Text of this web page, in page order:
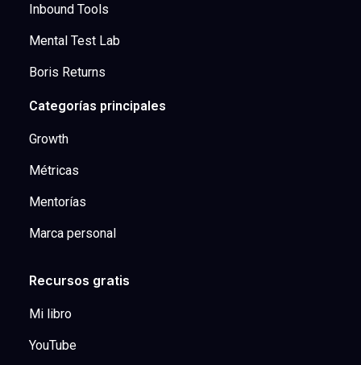
Inbound Tools
Mental Test Lab
Boris Returns
Categorías principales
Growth
Métricas
Mentorías
Marca personal
Recursos gratis
Mi libro
YouTube